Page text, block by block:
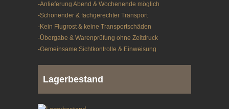
-Anlieferung Abend & Wochenende möglich
-Schonender & fachgerechter Transport
-Kein Flugrost & keine Transportschäden
-Übergabe & Warenprüfung ohne Zeitdruck
-Gemeinsame Sichtkontrolle & Einweisung
Lagerbestand